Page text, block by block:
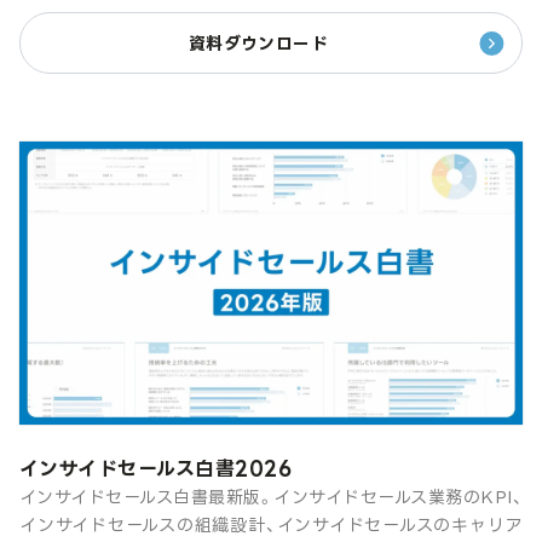
資料ダウンロード
インサイドセールス白書2026
インサイドセールス白書最新版。インサイドセールス業務のKPI、
インサイドセールスの組織設計、インサイドセールスのキャリア